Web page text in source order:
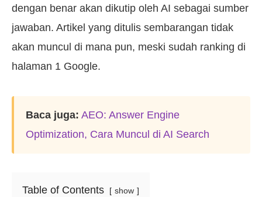
dengan benar akan dikutip oleh AI sebagai sumber
jawaban. Artikel yang ditulis sembarangan tidak
akan muncul di mana pun, meski sudah ranking di
halaman 1 Google.
Baca juga: AEO: Answer Engine
Optimization, Cara Muncul di AI Search
Table of Contents show